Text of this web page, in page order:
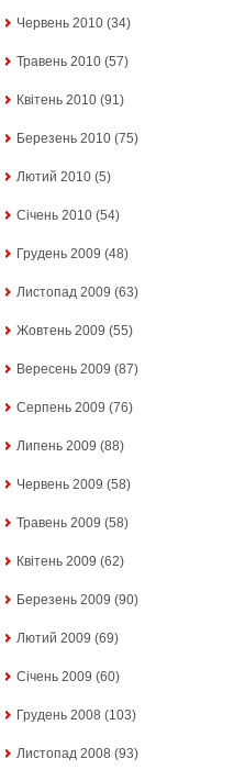
Червень 2010 (34)
Травень 2010 (57)
Квітень 2010 (91)
Березень 2010 (75)
Лютий 2010 (5)
Січень 2010 (54)
Грудень 2009 (48)
Листопад 2009 (63)
Жовтень 2009 (55)
Вересень 2009 (87)
Серпень 2009 (76)
Липень 2009 (88)
Червень 2009 (58)
Травень 2009 (58)
Квітень 2009 (62)
Березень 2009 (90)
Лютий 2009 (69)
Січень 2009 (60)
Грудень 2008 (103)
Листопад 2008 (93)